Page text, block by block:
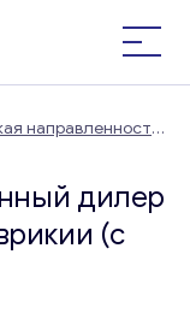
направленность
дилер
(с